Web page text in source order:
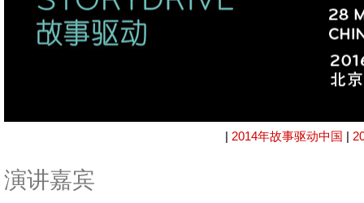
| 2014年故事驱动中国 |
演讲嘉宾